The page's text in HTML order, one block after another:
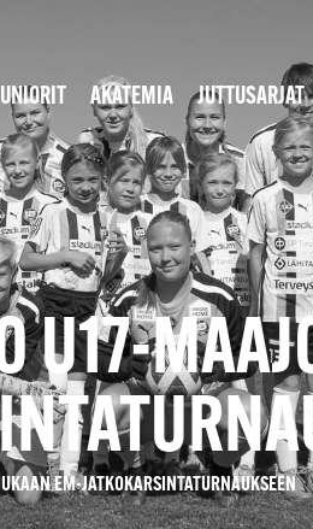
AKATEMIA JUTTUSARJAT
U17-
EM-JATKOKARSINTATURNAUKSEEN